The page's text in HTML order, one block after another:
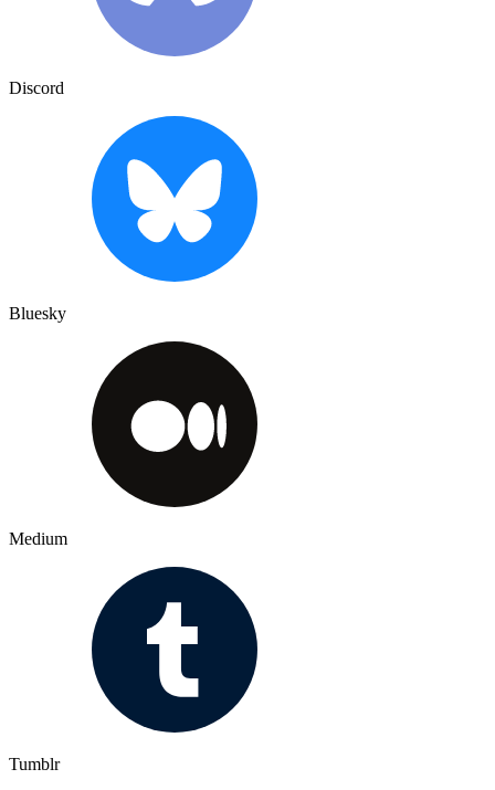
Discord
Bluesky
Medium
Tumblr